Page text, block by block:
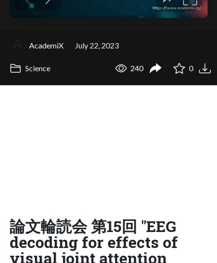
AcademiX July 22, 2023
Science 240 0
論文輪読会 第15回 "EEG
decoding for effects of
visual joint attention